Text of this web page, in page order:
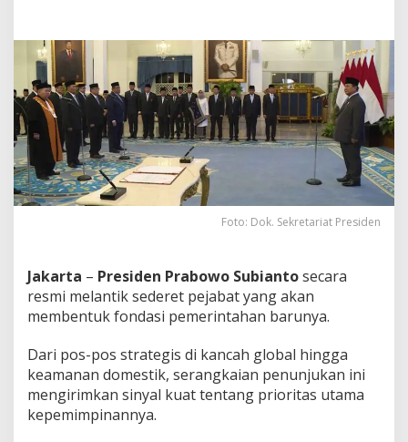
g
a
K
e
p
l
a
B
N
P
n
B
N
N
Foto: Dok. Sekretariat Presiden
Jakarta – Presiden Prabowo Subiantosecara
resmi melantik sederet pejabat yang akan
membentuk fondasi pemerintahan barunya.
Dari pos-pos strategis di kancah global hingga
keamanan domestik, serangkaian penunjukan ini
mengirimkan sinyal kuat tentang prioritas utama
kepemimpinannya.